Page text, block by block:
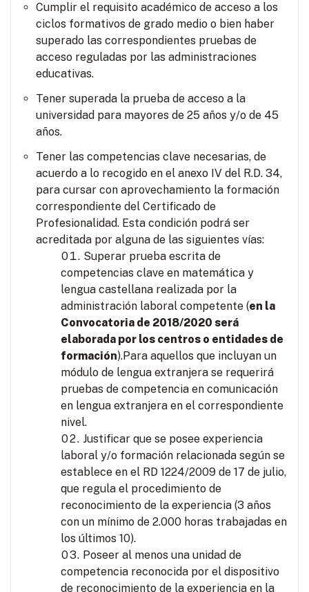
Cumplir el requisito académico de acceso a los
ciclos formativos de grado medio o bien haber
superado las correspondientes pruebas de
acceso reguladas por las administraciones
educativas.
Tener superada la prueba de acceso a la
universidad para mayores de 25 años y/o de 45
años.
Tener las competencias clave necesarias, de
acuerdo a lo recogido en el anexo IV del R.D. 34,
para cursar con aprovechamiento la formación
correspondiente del Certificado de
Profesionalidad. Esta condición podrá ser
acreditada por alguna de las siguientes vías:
Superar prueba escrita de
competencias clave en matemática y
lengua castellana realizada por la
administración laboral competente (en la
Convocatoria de 2018/2020 será
elaborada por los centros o entidades de
formación).Para aquellos que incluyan un
módulo de lengua extranjera se requerirá
pruebas de competencia en comunicación
en lengua extranjera en el correspondiente
nivel.
Justificar que se posee experiencia
laboral y/o formación relacionada según se
establece en el RD 1224/2009 de 17 de julio,
que regula el procedimiento de
reconocimiento de la experiencia (3 años
con un mínimo de 2.000 horas trabajadas en
los últimos 10).
Poseer al menos una unidad de
competencia reconocida por el dispositivo
de reconocimiento de la experiencia en la